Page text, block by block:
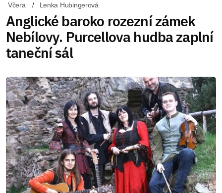
Včera Lenka Hubingerová
Anglické baroko rozezní zámek
Nebílovy. Purcellova hudba zaplní
taneční sál